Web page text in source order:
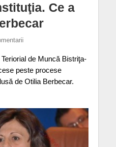
Ce a
de Muncă Bistriţa-
peste procese
de Otilia Berbecar.